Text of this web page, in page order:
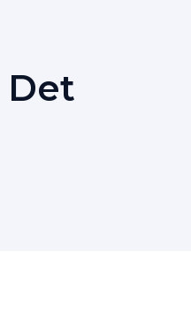
Det